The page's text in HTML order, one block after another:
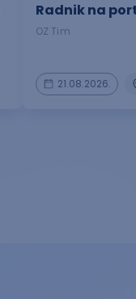
Radnik na
OZ Tim
21.08.2026.